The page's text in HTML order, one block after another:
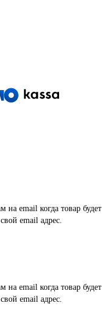
email когда товар будет
email адрес.
email когда товар будет
email адрес.